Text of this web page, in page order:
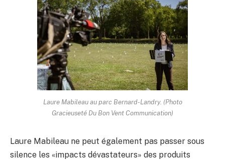
Laure Mabileau au parc Bernard-Landry. (Photo
Gracieuseté Du Bon Vent Communication)
Laure Mabileau ne peut également pas passer sous
silence les «impacts dévastateurs» des produits